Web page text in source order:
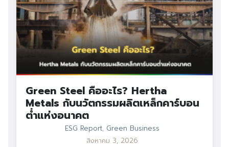
Green Steel คืออะไร? Hertha
Metals กับนวัตกรรมผลิตเหล็กคาร์บอน
ต่ำแห่งอนาคต
ESG Report, Green Business
สิงหาคม 3, 2026